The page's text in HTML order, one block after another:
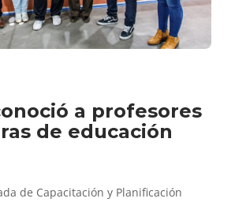
a profesores
de educación
de Capacitación y Planificación